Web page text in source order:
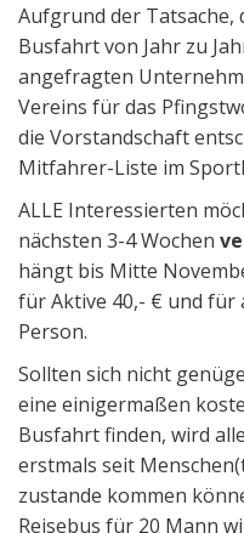
Aufgrund der Tatsache,
Busfahrt von Jahr zu
angefragten
Vereins für das
die Vorstandschaft
Mitfahrer-Liste im
ALLE Interessierten
nächsten 3-4 Wochen
hängt bis Mitte
für Aktive 40,- € und für
Person.
Sollten sich nicht
eine einigermaßen
Busfahrt finden, wird
erstmals seit
zustande kommen
Reisebus für 20 Mann